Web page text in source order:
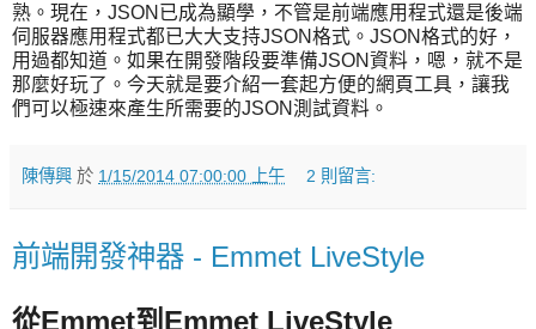
熟。現在，JSON已成為顯學，不管是前端應用程式還是後端
伺服器應用程式都已大大支持JSON格式。JSON格式的好，
用過都知道。如果在開發階段要準備JSON資料，嗯，就不是
那麼好玩了。今天就是要介紹一套起方便的網頁工具，讓我
們可以極速來產生所需要的JSON測試資料。
陳傳興 於 1/15/2014 07:00:00 上午 2 則留言:
前端開發神器 - Emmet LiveStyle
從Emmet到Emmet LiveStyle